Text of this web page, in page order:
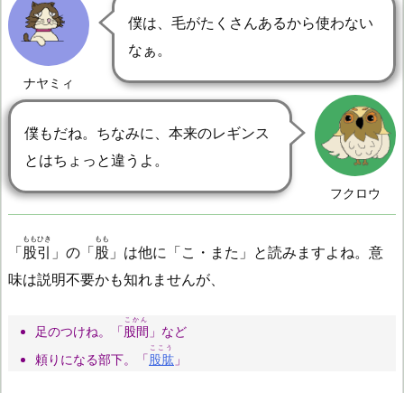
ナヤミィ
僕は、毛がたくさんあるから使わない
なぁ。
フクロウ
僕もだね。ちなみに、本来のレギンス
とはちょっと違うよ。
「股引
ももひき
」の「股
もも
」は他に「こ・また」と読みますよね。意
味は説明不要かも知れませんが、
足のつけね。「股間
こかん
」など
頼りになる部下。「股肱
ここう
」